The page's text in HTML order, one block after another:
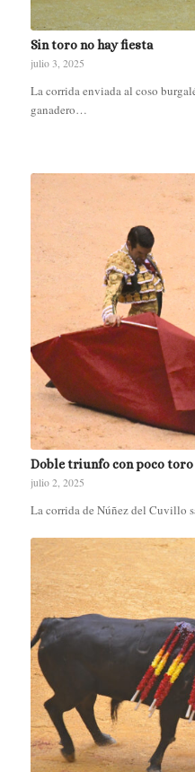
Sin toro no hay fiesta
julio 3, 2025
La corrida enviada al coso
ganadero…
Doble triunfo con poco toro
julio 2, 2025
La corrida de Núñez del Cuvillo